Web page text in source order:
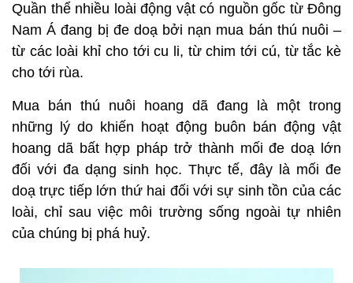
Quần thể nhiều loài động vật có nguồn gốc từ Đông
Nam Á đang bị đe doạ bởi nạn mua bán thú nuôi –
từ các loài khỉ cho tới cu li, từ chim tới cú, từ tắc kè
cho tới rùa.
Mua bán thú nuôi hoang dã đang là một trong
những lý do khiến hoạt động buôn bán động vật
hoang dã bất hợp pháp trở thành mối đe doạ lớn
đối với đa dạng sinh học. Thực tế, đây là mối đe
doạ trực tiếp lớn thứ hai đối với sự sinh tồn của các
loài, chỉ sau việc môi trường sống ngoài tự nhiên
của chúng bị phá huỷ.